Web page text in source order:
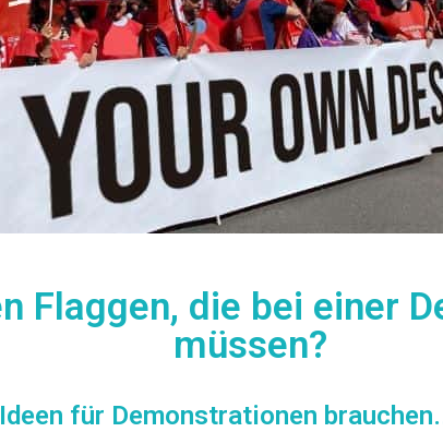
Flaggen, die bei einer
müssen?
für Demonstrationen